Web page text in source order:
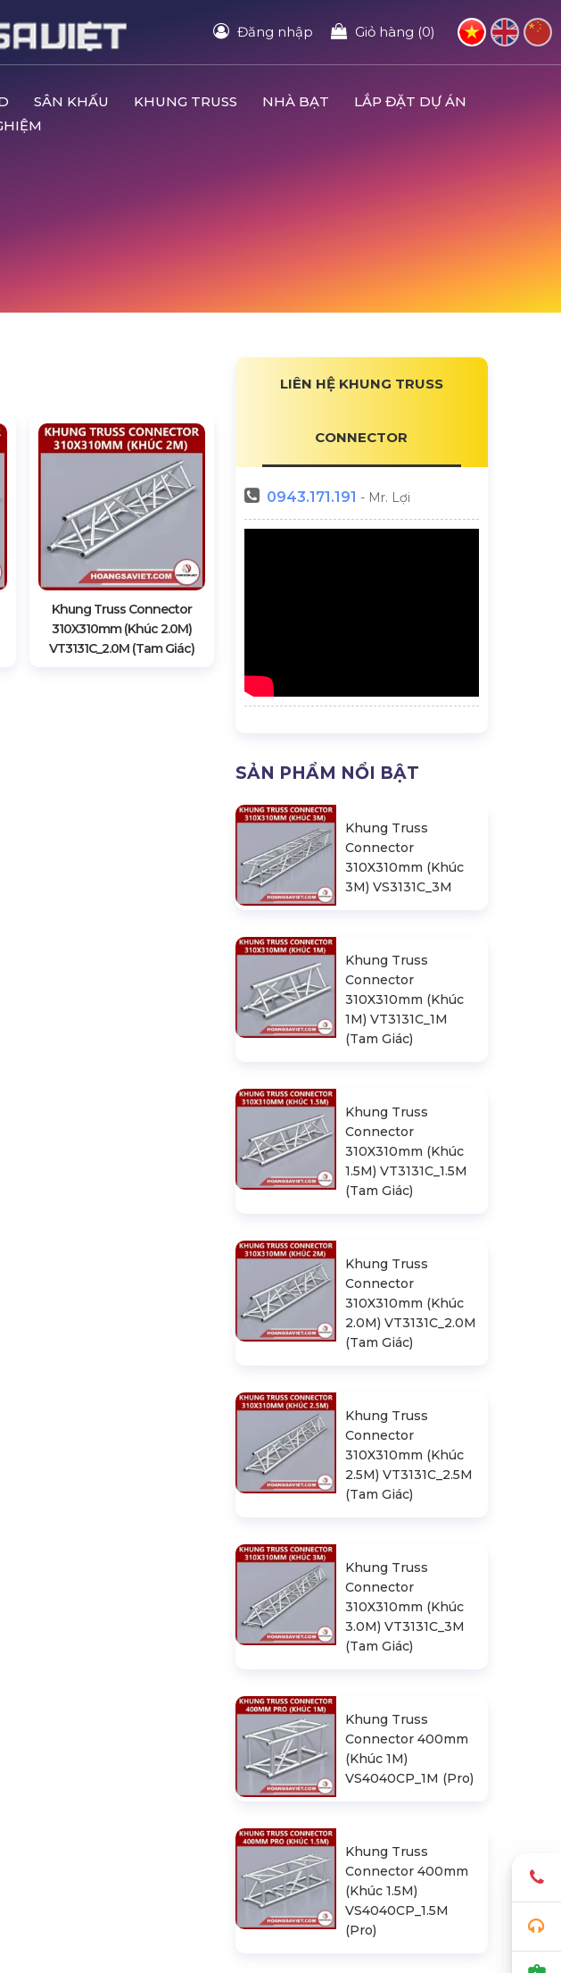
Đăng nhập Giỏ hàng (0)
SÂN KHẤU KHUNG TRUSS NHÀ BẠT
LẮP ĐẶT DỰ ÁN
Khung Truss Connector
310X310mm (Khúc 2.0M)
VT3131C_2.0M (Tam Giác)
LIÊN HỆ KHUNG TRUSS
CONNECTOR
0943.171.191 - Mr. Lợi
SẢN PHẨM NỔI BẬT
Khung Truss
Connector
310X310mm (Khúc
3M) VS3131C_3M
Khung Truss
Connector
310X310mm (Khúc
1M) VT3131C_1M
(Tam Giác)
Khung Truss
Connector
310X310mm (Khúc
1.5M) VT3131C_1.5M
(Tam Giác)
Khung Truss
Connector
310X310mm (Khúc
2.0M) VT3131C_2.0M
(Tam Giác)
Khung Truss
Connector
310X310mm (Khúc
2.5M) VT3131C_2.5M
(Tam Giác)
Khung Truss
Connector
310X310mm (Khúc
3.0M) VT3131C_3M
(Tam Giác)
Khung Truss
Connector 400mm
(Khúc 1M)
VS4040CP_1M (Pro)
Khung Truss
Connector 400mm
(Khúc 1.5M)
VS4040CP_1.5M
(Pro)